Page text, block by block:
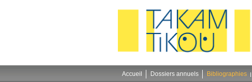
Accueil Dossiers annuels Bibliographies